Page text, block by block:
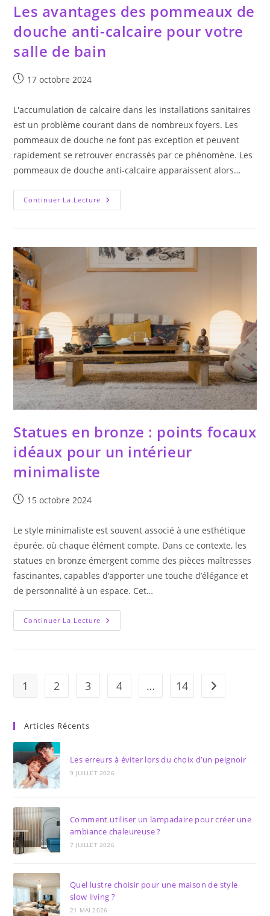
Les avantages des pommeaux de
douche anti-calcaire pour votre
salle de bain
Publication
17 octobre 2024
L'accumulation de calcaire dans les installations sanitaires
est un problème courant dans de nombreux foyers. Les
pommeaux de douche ne font pas exception et peuvent
rapidement se retrouver encrassés par ce phénomène. Les
pommeaux de douche anti-calcaire apparaissent alors…
Continuer La Lecture Les
Avantages
Anti-
Calcaire
Pour
Votre
Statues en bronze : points focaux
idéaux pour un intérieur
minimaliste
Publication
15 octobre 2024
Le style minimaliste est souvent associé à une esthétique
épurée, où chaque élément compte. Dans ce contexte, les
statues en bronze émergent comme des pièces maîtresses
fascinantes, capables d’apporter une touche d’élégance et
de personnalité à un espace. Cet…
Continuer La Lecture Statues
En
1 2 3 4 … 14 Aller à la
Articles Récents
Les erreurs à éviter lors du choix d’un peignoir
9 JUILLET 2026
Comment utiliser un lampadaire pour créer une
ambiance chaleureuse ?
7 JUILLET 2026
Quel lustre choisir pour une maison de style
slow living ?
21 MAI 2026